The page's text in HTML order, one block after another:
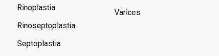
Rinoplastia
Rinoseptoplastia
Septoplastia
Varices